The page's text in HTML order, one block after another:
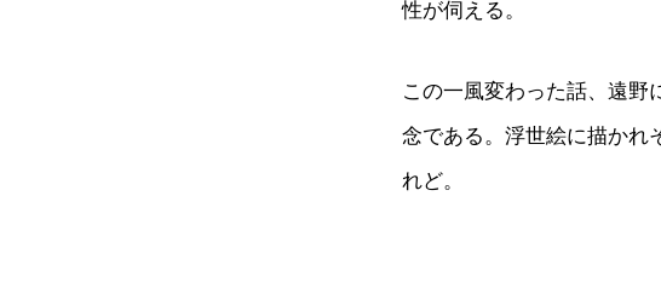
性が伺える。
この一風変わった話、遠野
念である。浮世絵に描かれ
れど。